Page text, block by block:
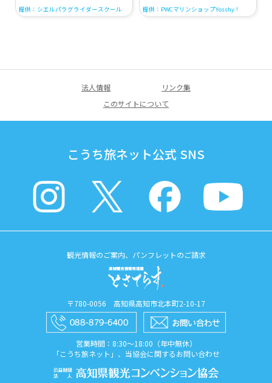
提供：シエルパラグライダースクール
提供：PWCマリンショップYosshy！
法人情報
リンク集
このサイトについて
こうち旅ネット公式 SNS
観光情報のご案内、パンフレットのご請求
〒780-0056 高知県高知市北本町2-10-17
営業時間：8:30〜18:00（年中無休）
「こうち旅ネット」、当協会に関するお問い合わせ